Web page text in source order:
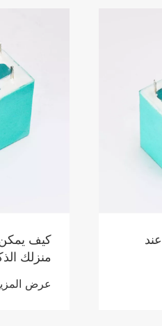
كم درجة
عرض